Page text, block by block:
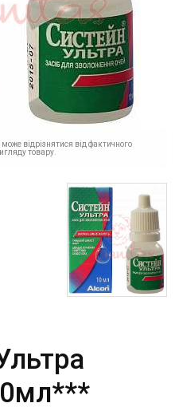
відрізнятися від фактичного
товару.